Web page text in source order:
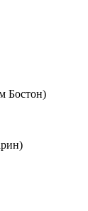
Бостон)